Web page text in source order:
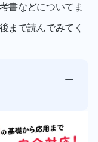
書などについてま
まで読んでみてく